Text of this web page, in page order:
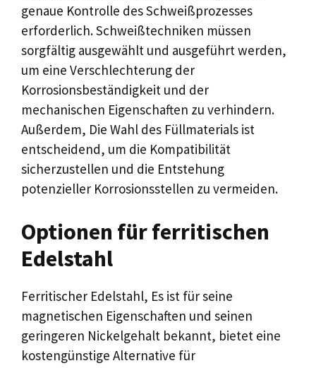
genaue Kontrolle des Schweißprozesses
erforderlich. Schweißtechniken müssen
sorgfältig ausgewählt und ausgeführt werden,
um eine Verschlechterung der
Korrosionsbeständigkeit und der
mechanischen Eigenschaften zu verhindern.
Außerdem, Die Wahl des Füllmaterials ist
entscheidend, um die Kompatibilität
sicherzustellen und die Entstehung
potenzieller Korrosionsstellen zu vermeiden.
Optionen für ferritischen
Edelstahl
Ferritischer Edelstahl, Es ist für seine
magnetischen Eigenschaften und seinen
geringeren Nickelgehalt bekannt, bietet eine
kostengünstige Alternative für